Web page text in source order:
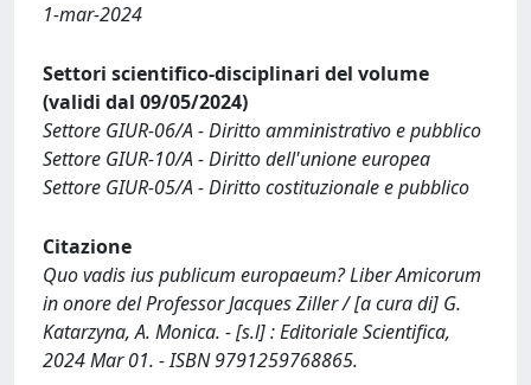
1-mar-2024
Settori scientifico-disciplinari del volume
(validi dal 09/05/2024)
Settore GIUR-06/A - Diritto amministrativo e pubblico
Settore GIUR-10/A - Diritto dell'unione europea
Settore GIUR-05/A - Diritto costituzionale e pubblico
Citazione
Quo vadis ius publicum europaeum? Liber Amicorum
in onore del Professor Jacques Ziller / [a cura di] G.
Katarzyna, A. Monica. - [s.l] : Editoriale Scientifica,
2024 Mar 01. - ISBN 9791259768865.